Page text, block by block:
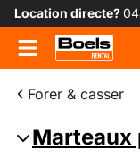
Location directe?
Forer & casser
Marteaux